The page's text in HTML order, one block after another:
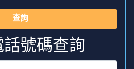
查詢
話號碼查詢